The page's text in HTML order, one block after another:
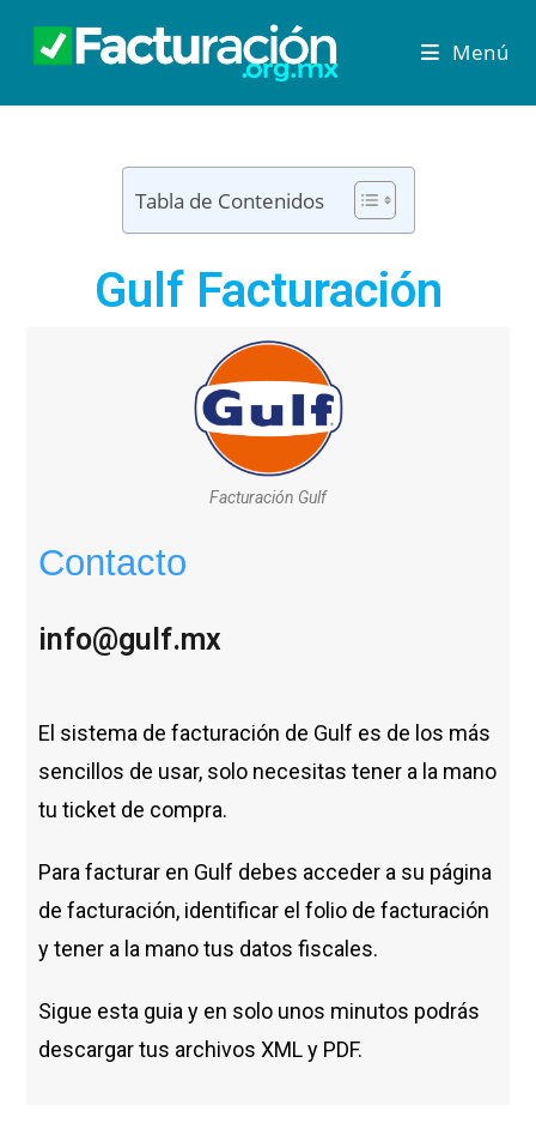
Menú
Tabla de Contenidos
Gulf Facturación
Facturación Gulf
Contacto
info@gulf.mx
El sistema de facturación de Gulf es de los más
sencillos de usar, solo necesitas tener a la mano
tu ticket de compra.
Para facturar en Gulf debes acceder a su página
de facturación, identificar el folio de facturación
y tener a la mano tus datos fiscales.
Sigue esta guia y en solo unos minutos podrás
descargar tus archivos XML y PDF.